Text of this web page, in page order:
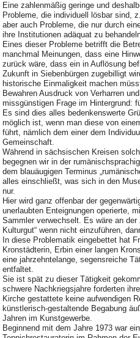
Eine zahlenmäßig geringe und
Probleme, die individuell lösbar sind,
aber auch Probleme, die nur durch
ihre Institutionen adäquat zu
Eines dieser Probleme betrifft die
manchmal Meinungen, dass eine
zurück wäre, dass ein in Auflösung
Zukunft in Siebenbürgen zugebilligt
historische Einmaligkeit machen
Bewahren Ausdruck von Verharren
missgünstigen Frage im Hintergrund:
Es sind dies alles bedenkenswerte
möglich ist, wenn man diese von
führt, nämlich dem einer dem
Gemeinschaft.
Während in sächsischen Kreisen
begegnen wir in der
dem blauäugigen Terminus
alles einschließt, was sich in den
nur.
Hier wird ganz offenbar der
unerlaubten Enteignungen operierte,
Sammler verwechselt. Es wäre an
Kulturgut“ wenn nicht einzuführen,
In diese Problematik eingebettet hat
Kronstädterin, Erbin einer langen
eine jahrzehntelange, segensreiche
entfaltet.
Sie ist spät zu dieser Tätigkeit
schwere Nachkriegsjahre forderten
Kirche gestattete keine aufwendigen
künstlerisch-gestaltende Begabung
Jahren im Kunstgewerbe.
Beginnend mit dem Jahre 1973 war